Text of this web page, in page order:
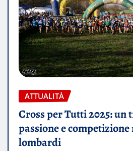
ATTUALITÀ
Cross per Tutti 2025: un
passione e competizione
lombardi